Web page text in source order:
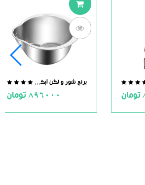
out
5
تومان
5
برنج شور و لگن آبکش دار استیل
896000 تومان